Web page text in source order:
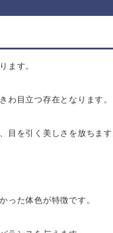
ます。
わ目立つ存在となります。
目を引く美しさを放ちます
った体色が特徴です。